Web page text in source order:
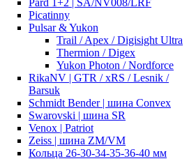
Pard 1+2 | SA/NV008/LRF
Picatinny
Pulsar & Yukon
Trail / Apex / Digisight Ultra
Thermion / Digex
Yukon Photon / Nordforce
RikaNV | GTR / xRS / Lesnik /
Barsuk
Schmidt Bender | шина Convex
Swarovski | шина SR
Venox | Patriot
Zeiss | шина ZM/VM
Кольца 26-30-34-35-36-40 мм